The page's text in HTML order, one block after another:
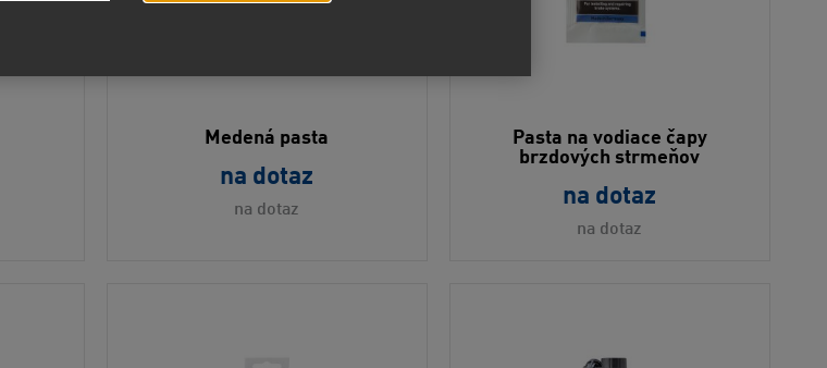
Medená pasta
na dotaz
na dotaz
Pasta na vodiace čapy
brzdových strmeňov
na dotaz
na dotaz